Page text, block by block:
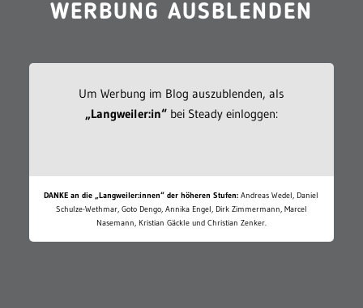
WERBUNG AUSBLENDEN
Um Werbung im Blog auszublenden, als
„Langweiler:in“bei Steady einloggen:
DANKE an die „Langweiler:innen“ der höheren Stufen: Andreas Wedel, Daniel
Schulze-Wethmar, Goto Dengo, Annika Engel, Dirk Zimmermann, Marcel
Nasemann, Kristian Gäckle und Christian Zenker.